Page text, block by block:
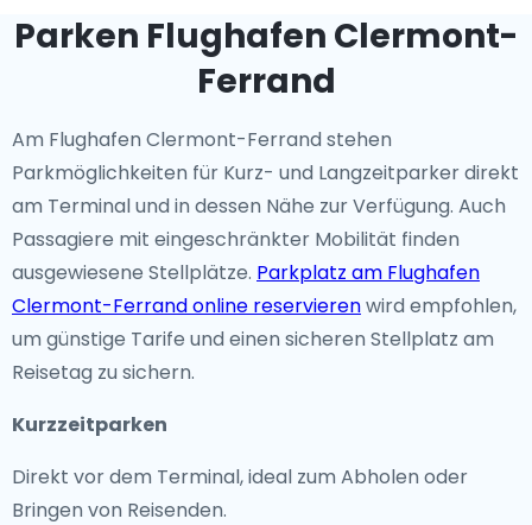
Parken Flughafen Clermont-
Ferrand
Am Flughafen Clermont-Ferrand stehen
Parkmöglichkeiten für Kurz- und Langzeitparker direkt
am Terminal und in dessen Nähe zur Verfügung. Auch
Passagiere mit eingeschränkter Mobilität finden
ausgewiesene Stellplätze. Parkplatz am Flughafen
Clermont-Ferrand online reservierenwird empfohlen,
um günstige Tarife und einen sicheren Stellplatz am
Reisetag zu sichern.
Kurzzeitparken
Direkt vor dem Terminal, ideal zum Abholen oder
Bringen von Reisenden.